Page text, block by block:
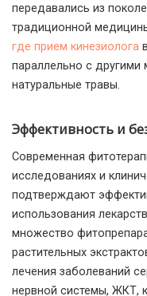
передавались из
традиционной
где прием кинезиолога
параллельно с другими
натуральные травы.
Эффективность и
Современная
исследованиях и
подтверждают
использования
множество
растительных
лечения заболеваний
нервной системы, ЖКТ,